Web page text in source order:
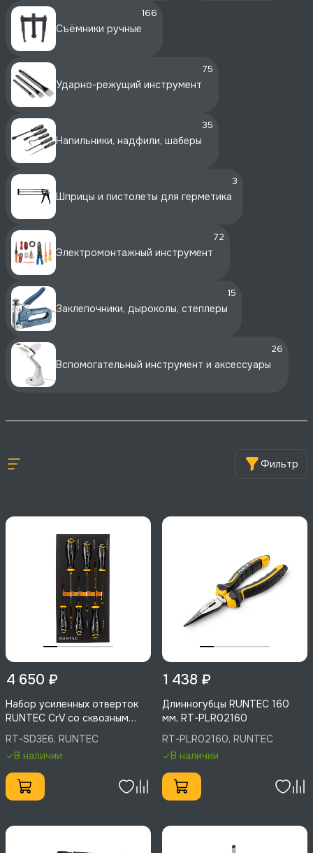
Съёмники ручные
166
Ударно-режущий инструмент
75
Напильники, надфили, шаберы
35
Шприцы и пистолеты для герметика
3
Электромонтажный инструмент
72
Заклепочники, дыроколы, степлеры
15
Вспомогательный инструмент и аксессуары
26
Фильтр
4 650 ₽
Набор усиленных отверток
RUNTEC CrV со сквозным
стержнем в ложементе EVA,
6 предметов, RT-SD3E6
RT-SD3E6, RUNTEC
В наличии
1 438 ₽
Длинногубцы RUNTEC 160
мм, RT-PLR02160
RT-PLR02160, RUNTEC
В наличии